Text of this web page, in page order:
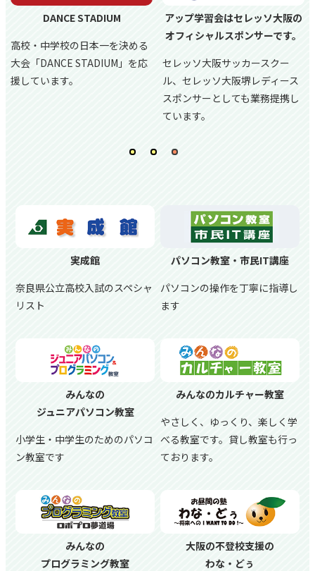
DANCE STADIUM
高校・中学校の日本一を決める
大会「DANCE STADIUM」を応
援しています。
アップ学習会はセレッソ大阪の
オフィシャルスポンサーです。
セレッソ大阪サッカースクー
ル、 セレッソ大阪堺レディース
スポンサーとしても業務提携し
ています。
実成館
奈良県公立高校入試のスペシャ
リスト
パソコン教室・市民IT講座
パソコンの操作を丁寧に指導し
ます
みんなの
ジュニアパソコン教室
小学生・中学生のためのパソコ
ン教室です
みんなのカルチャー教室
やさしく、ゆっくり、楽しく学
べる教室です。貸し教室も行っ
ております。
みんなの
プログラミング教室
大阪の不登校支援の
わな・どぅ